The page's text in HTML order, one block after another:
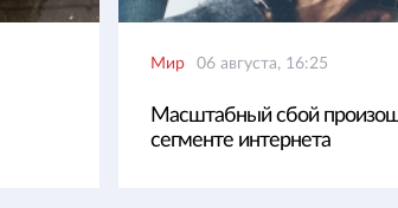
Мир 06 августа, 16:25
Масштабный сбой
сегменте интернета